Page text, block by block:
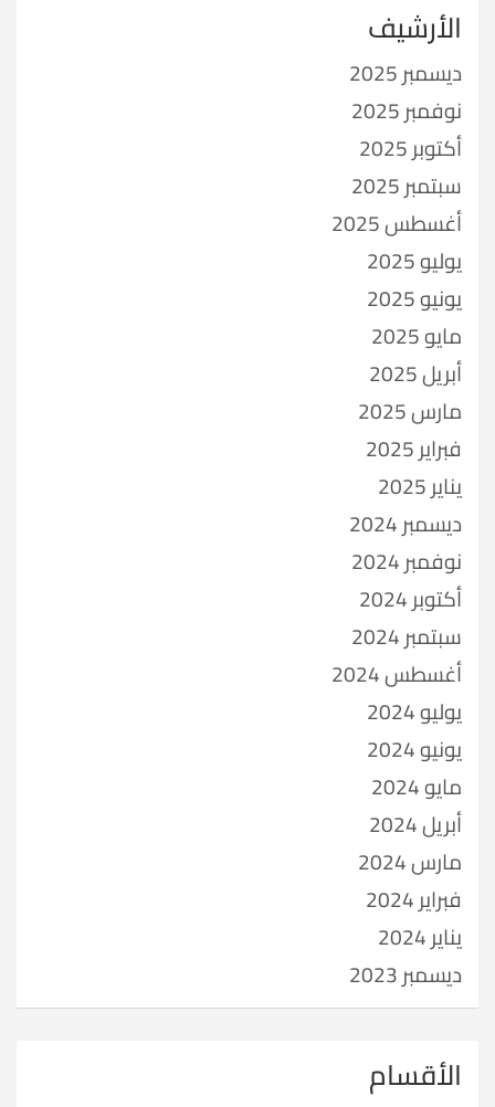
الأرشيف
ديسمبر 2025
نوفمبر 2025
أكتوبر 2025
سبتمبر 2025
أغسطس 2025
يوليو 2025
يونيو 2025
مايو 2025
أبريل 2025
مارس 2025
فبراير 2025
يناير 2025
ديسمبر 2024
نوفمبر 2024
أكتوبر 2024
سبتمبر 2024
أغسطس 2024
يوليو 2024
يونيو 2024
مايو 2024
أبريل 2024
مارس 2024
فبراير 2024
يناير 2024
ديسمبر 2023
الأقسام